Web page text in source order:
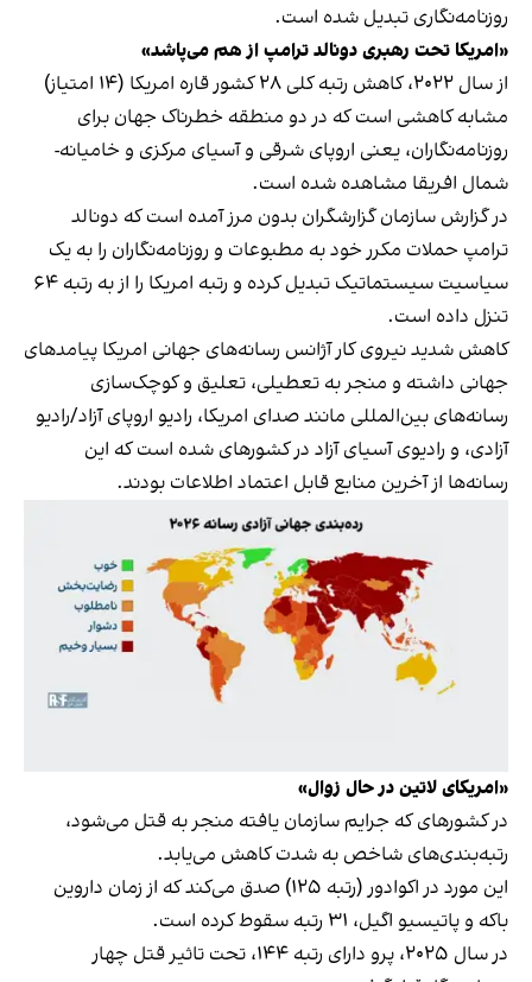
روزنامه‌نگاری تبدیل شده است.
«امریکا تحت رهبری دونالد ترامپ از هم می‌پاشد»
از سال ۲۰۲۲، کاهش رتبه کلی ۲۸ کشور قاره امریکا (۱۴ امتیاز)
مشابه کاهشی است که در دو منطقه خطرناک جهان برای
روزنامه‌نگاران، یعنی اروپای شرقی و آسیای مرکزی و خامیانه-
شمال افریقا مشاهده شده است.
در گزارش سازمان گزارشگران بدون مرز آمده است که دونالد
ترامپ حملات مکرر خود به مطبوعات و روزنامه‌نگاران را به یک
سیاسیت سیستماتیک تبدیل کرده و رتبه امریکا را از به رتبه ۶۴
تنزل داده است.
کاهش شدید نیروی کار آژانس رسانه‌های جهانی امریکا پیامدهای
جهانی داشته و منجر به تعطیلی، تعلیق و کوچک‌سازی
رسانه‌های بین‌المللی مانند صدای امریکا، رادیو اروپای آزاد/رادیو
آزادی، و رادیوی آسیای آزاد در کشورهای شده است که این
رسانه‌ها از آخرین منابع قابل اعتماد اطلاعات بودند.
«امریکای لاتین در حال زوال»
در کشورهای که جرایم سازمان یافته منجر به قتل می‌شود،
رتبه‌بندی‌های شاخص به شدت کاهش می‌یابد.
این مورد در اکوادور (رتبه ۱۲۵) صدق می‌کند که از زمان داروین
باکه و پاتیسیو اگیل، ۳۱ رتبه سقوط کرده است.
در سال ۲۰۲۵، پرو دارای رتبه ۱۴۴، تحت تاثیر قتل چهار